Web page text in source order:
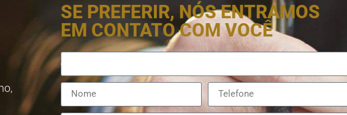
SE PREFERIR, NÓS ENTRAMOS
EM CONTATO COM VOCÊ